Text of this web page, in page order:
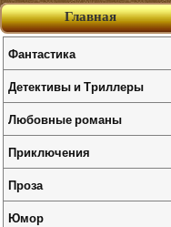
Главная
Фантастика
Детективы и Триллеры
Любовные романы
Приключения
Проза
Юмор